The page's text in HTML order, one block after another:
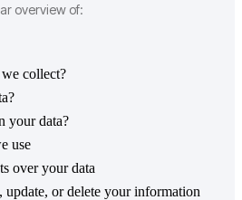
overview of:
collect?
your data?
use
over your data
update, or delete your information